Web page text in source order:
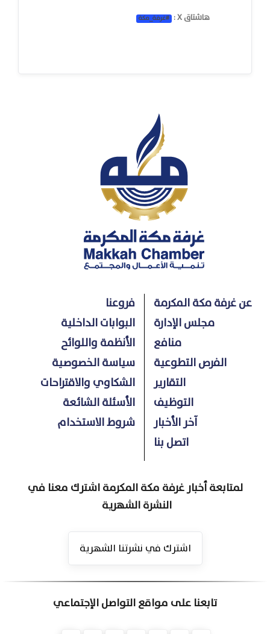
هاشتاق X :
#غرفة_مكة
عن غرفة مكة المكرمة
مجلس الإدارة
منافع
الفرص التطوعية
التقارير
التوظيف
آخر الأخبار
اتصل بنا
فروعنا
البوابات الداخلية
الأنظمة واللوائح
سياسة الخصوصية
الشكاوي والاقتراحات
الأسئلة الشائعة
شروط الاستخدام
لمتابعة أخبار غرفة مكة المكرمة اشترك معنا في
النشرة الشهرية
اشترك في نشرتنا الشهرية
تابعنا على مواقع التواصل الإجتماعي